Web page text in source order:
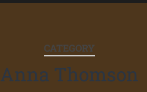
CATEGORY
Anna Thomson